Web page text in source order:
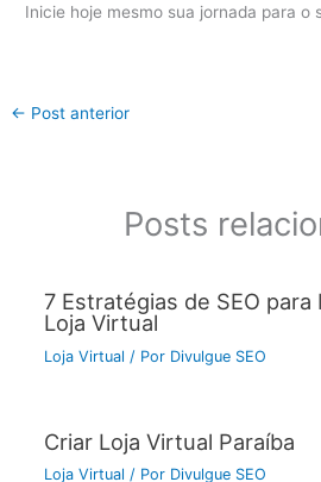
Inicie hoje mesmo sua jornada para o
← Post anterior
Posts
7 Estratégias de SEO para
Loja Virtual
Loja Virtual / Por Divulgue SEO
Criar Loja Virtual Paraíba
Loja Virtual / Por Divulgue SEO